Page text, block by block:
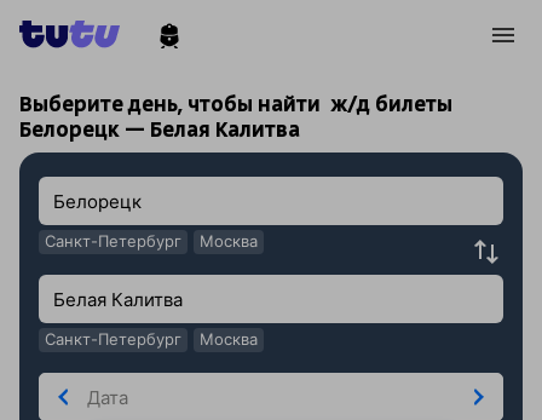
Выберите день, чтобы найти ж/д билеты
Белорецк — Белая Калитва
Санкт-Петербург Москва
Санкт-Петербург Москва